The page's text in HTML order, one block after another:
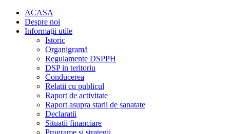
ACASA
Despre noi
Informaţii utile
Istoric
Organigramă
Regulamente DSPPH
DSP in teritoriu
Conducerea
Relatii cu publicul
Raport de activitate
Raport asupra starii de sanatate
Declaratii
Situatii financiare
Programe si strategii